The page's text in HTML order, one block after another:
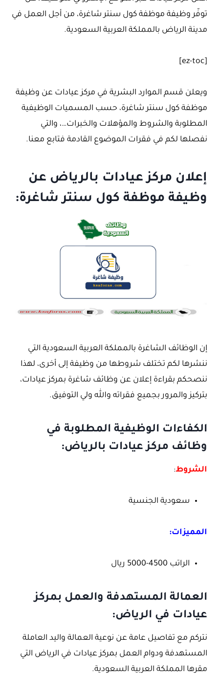
توفّر وظيفة موظفة كول سنتر شاغرة، من أجل العمل في
مدينة الرياض بالمملكة العربية السعودية.
[ez-toc]
ويعلن قسم الموارد البشرية في مركز عيادات عن وظيفة
موظفة كول سنتر شاغرة، حسب المسميات الوظيفية
المطلوبة والشروط والمؤهلات والخبرات…، والتي
نفصلها لكم في فقرات الموضوع القادمة فتابع معنا.
إعلان مركز عيادات بالرياض عن
وظيفة موظفة كول سنتر شاغرة:
إن الوظائف الشاغرة بالمملكة العربية السعودية التي
ننشرها لكم تختلف شروطها من وظيفة إلى أخرى، لهذا
ننصحكم بقراءة إعلان عن وظائف شاغرة بمركز عيادات،
بتركيز والمرور بجميع فقراته والله ولي التوفيق.
الكفاءات الوظيفية المطلوبة في
وظائف مركز عيادات بالرياض:
الشروط:
سعودية الجنسية
المميزات:
الراتب 4500-5000 ريال
العمالة المستهدفة والعمل بمركز
عيادات في الرياض:
نتركم مع تفاصيل عامة عن نوعية العمالة واليد العاملة
المستهدفة ودوام العمل بمركز عيادات في الرياض التي
مقرها المملكة العربية السعودية.